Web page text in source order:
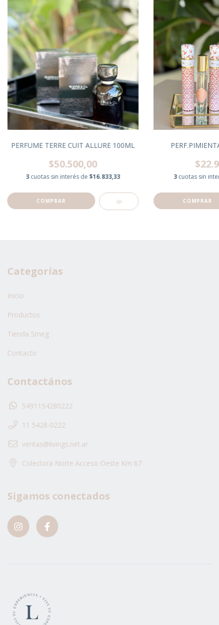
PERFUME TERRE CUIT ALLURE 100ML
$50.500,00
3cuotas sin interés de$16.833,33 3 cuotas sin
Categorías
Inicio
Productos
Tienda Smeg
Contacto
Contactános
5491154280222
11 5428-0222
ventas@livings.net.ar
Colectora Norte Acceso Oeste Km 67
Sigamos conectados